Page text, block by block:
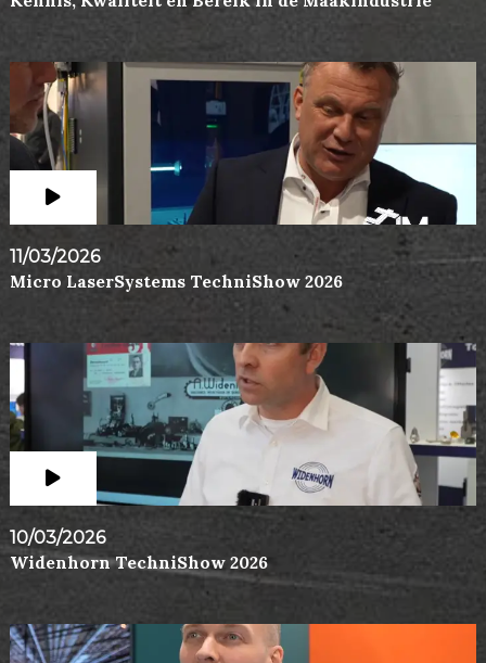
11/03/2026
Micro LaserSystems TechniShow 2026
10/03/2026
Widenhorn TechniShow 2026